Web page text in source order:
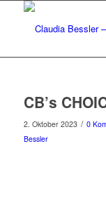
CB’s
2. Oktober 2023 / 0
Bessler